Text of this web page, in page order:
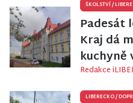
ŠKOLSTVÍ /
Padesát
Kraj dá
kuchyně
Redakce
LIBERECKO/